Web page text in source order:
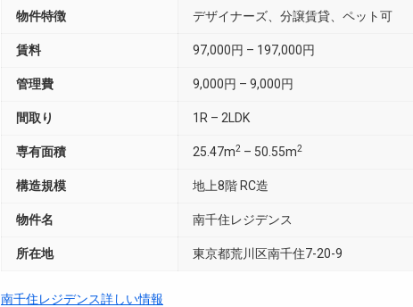
物件特徴 デザイナーズ、分譲賃貸、ペット可
賃料 97,000円 – 197,000円
管理費 9,000円 – 9,000円
間取り 1R – 2LDK
専有面積 25.47m2 – 50.55m2
構造規模 地上8階 RC造
物件名 南千住レジデンス
所在地 東京都荒川区南千住7-20-9
南千住レジデンス詳しい情報